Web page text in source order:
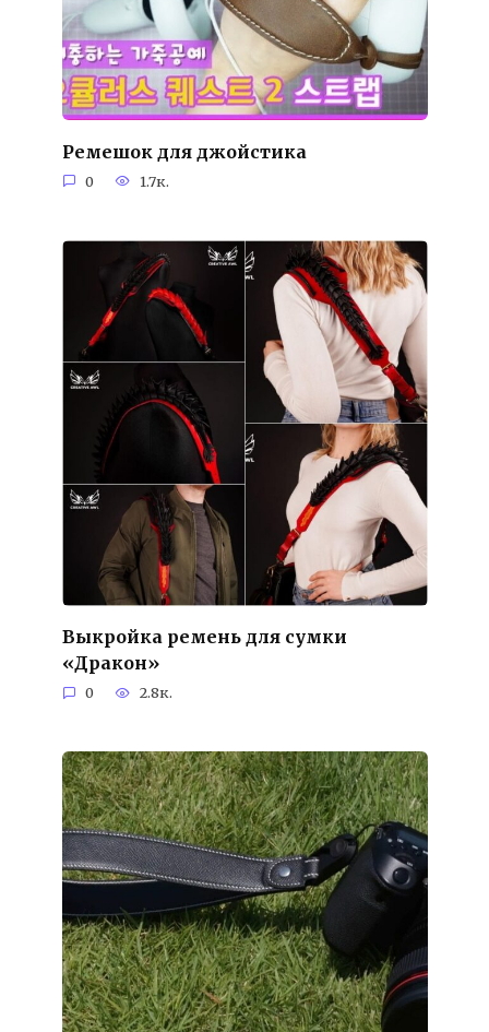
Ремешок для джойстика
0 1.7к.
Выкройка ремень для сумки
«Дракон»
0 2.8к.